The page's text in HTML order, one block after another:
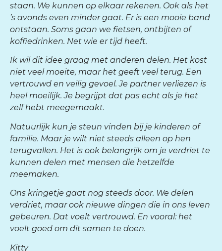
staan. We kunnen op elkaar rekenen. Ook als het
’s avonds even minder gaat. Er is een mooie band
ontstaan. Soms gaan we fietsen, ontbijten of
koffiedrinken. Net wie er tijd heeft.
Ik wil dit idee graag met anderen delen. Het kost
niet veel moeite, maar het geeft veel terug. Een
vertrouwd en veilig gevoel. Je partner verliezen is
heel moeilijk. Je begrijpt dat pas echt als je het
zelf hebt meegemaakt.
Natuurlijk kun je steun vinden bij je kinderen of
familie. Maar je wilt niet steeds alleen op hen
terugvallen. Het is ook belangrijk om je verdriet te
kunnen delen met mensen die hetzelfde
meemaken.
Ons kringetje gaat nog steeds door. We delen
verdriet, maar ook nieuwe dingen die in ons leven
gebeuren. Dat voelt vertrouwd. En vooral: het
voelt goed om dit samen te doen.
Kitty